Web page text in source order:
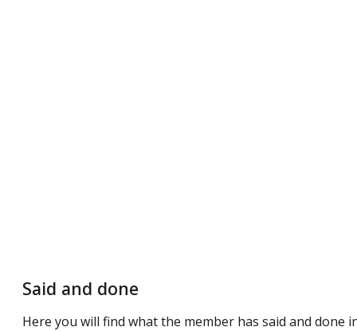
Said and done
Here you will find what the member has said and done